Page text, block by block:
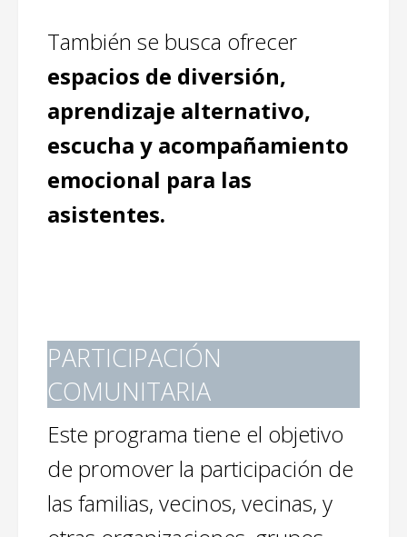
También se busca ofrecer
espacios de diversión,
aprendizaje alternativo,
escucha y acompañamiento
emocional para las
asistentes.
PARTICIPACIÓN
COMUNITARIA
Este programa tiene el objetivo
de promover la participación de
las familias, vecinos, vecinas, y